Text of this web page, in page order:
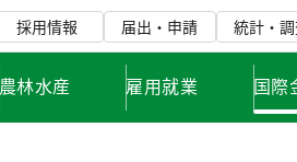
採用情報 届出・申請 統計・
農林水産 雇用就業 国際